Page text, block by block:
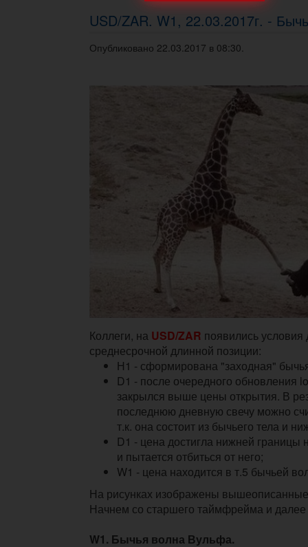
USD/ZAR. W1, 22.03.2017г. -
Опубликовано 22.03.2017 в 08:30.
Коллеги, на USD/ZAR появились условия
среднесрочной длинной позиции:
Н1 - сформирована "заходная"
D1 - после очередного обновления
закрылся выше цены открытия. В
последнюю дневную свечу можно
т.к. она состоит из бычьего тела и
D1 - цена достигла нижней границы
и пытается отбиться от него;
W1 - цена находится в т.5 бычьей
На рисунках изображены
Начнем со старшего таймфрейма и
W1. Бычья волна Вульфа.